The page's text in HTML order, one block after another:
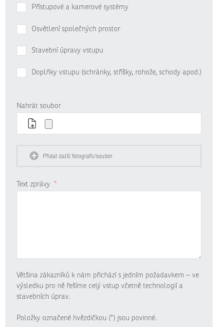
Přístupové a kamerové systémy
Osvětlení společných prostor
Stavební úpravy vstupu
Doplňky vstupu (schránky, stříšky, rohože, schody apod.)
Nahrát soubor
Přidat další fotografii/soubor
Text zprávy *
Většina zákazníků k nám přichází s jedním požadavkem – ve
výsledku pro ně řešíme celý vstup včetně technologií a
stavebních úprav.
Položky označené hvězdičkou (*) jsou povinné.